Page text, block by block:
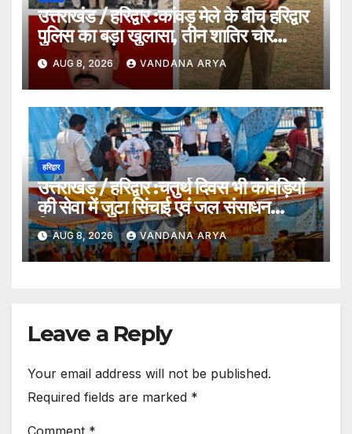
उत्तराखंड / हरिद्वार :कांवड़ मेले के बीच हरिद्वार
पुलिस का बड़ा खुलासा, तीन शातिर चोर
गिरफ्तार…
AUG 8, 2026 VANDANA ARYA
हरिद्वार
उत्तराखंड / हरिद्वार :चतुर्थ दिवस भी कांवड़ियों
की सेवा में जुटा सिंचाई एवं जल संसाधन
विभाग…
AUG 8, 2026 VANDANA ARYA
Leave a Reply
Your email address will not be published.
Required fields are marked *
Comment *